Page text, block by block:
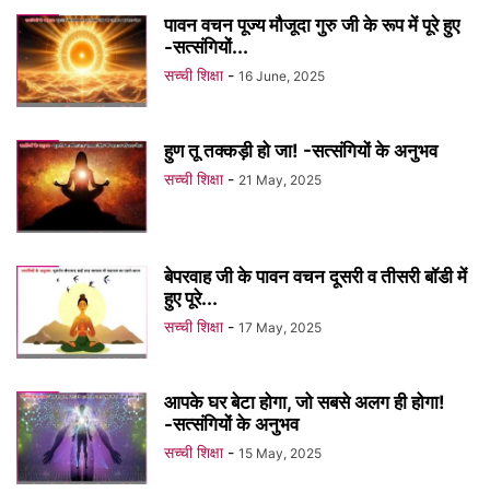
पावन वचन पूज्य मौजूदा गुरु जी के रूप में पूरे हुए
-सत्संगियों...
सच्ची शिक्षा - 16 June, 2025
हुण तू तक्कड़ी हो जा! -सत्संगियों के अनुभव
सच्ची शिक्षा - 21 May, 2025
बेपरवाह जी के पावन वचन दूसरी व तीसरी बॉडी में
हुए पूरे...
सच्ची शिक्षा - 17 May, 2025
आपके घर बेटा होगा, जो सबसे अलग ही होगा!
-सत्संगियों के अनुभव
सच्ची शिक्षा - 15 May, 2025